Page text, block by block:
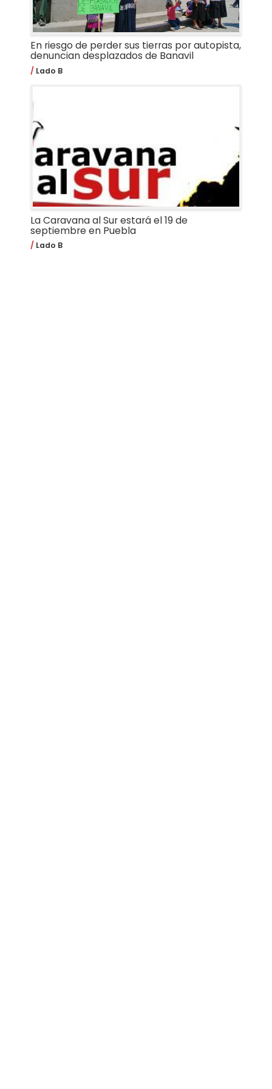
En riesgo de perder sus tierras por autopista,
denuncian desplazados de Banavil
Lado B
La Caravana al Sur estará el 19 de
septiembre en Puebla
Lado B